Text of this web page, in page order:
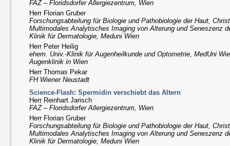
FAZ – Floridsdorfer Allergiezentrum, Wien
Herr Florian Gruber
Forschungsabteilung für Biologie und Pathobiologie der Haut,
Multimodales Analytisches Imaging von Alterung und Seneszenz
Klinik für Dermatologie, Meduni Wien
Herr Peter Heilig
ehem. Univ.-Klinik für Augenheilkunde und Optometrie, MedUni
Augenklinik in Wien
Herr Thomas Pekar
FH Wiener Neustadt
Science-Flash: Spermidin verschiebt das Altern
Herr Reinhart Jarisch
FAZ – Floridsdorfer Allergiezentrum, Wien
Herr Florian Gruber
Forschungsabteilung für Biologie und Pathobiologie der Haut,
Multimodales Analytisches Imaging von Alterung und Seneszenz
Klinik für Dermatologie, Meduni Wien